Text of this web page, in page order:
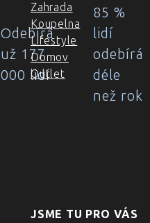
Odebírá
už 177
000 lidí
85 %
lidí
odebírá
déle
než rok
Zahrada
Koupelna
Lifestyle
Domov
Outlet
JSME TU PRO VÁS